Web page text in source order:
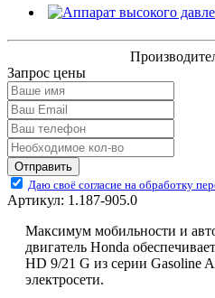
Запрос цены
Отправить
Даю своё согласие на обработку
Артикул: 1.187-905.0
Максимум мобильности и
двигатель Honda
HD 9/21 G из серии Gasoline
электросети.